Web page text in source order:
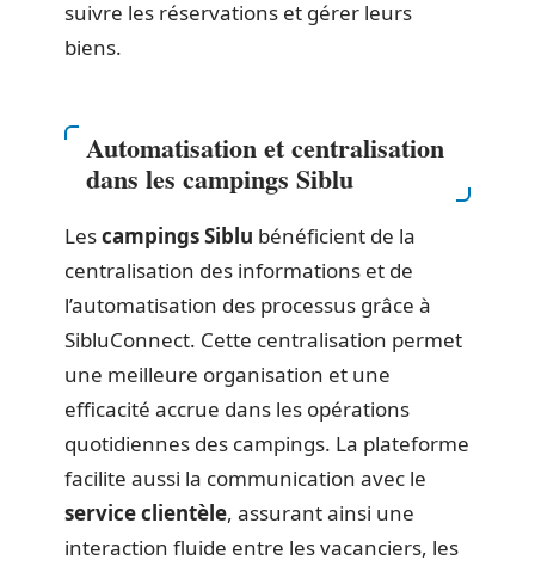
suivre les réservations et gérer leurs
biens.
Automatisation et centralisation
dans les campings Siblu
Lescampings Siblu bénéficient de la
centralisation des informations et de
l’automatisation des processus grâce à
SibluConnect. Cette centralisation permet
une meilleure organisation et une
efficacité accrue dans les opérations
quotidiennes des campings. La plateforme
facilite aussi la communication avec le
service clientèle, assurant ainsi une
interaction fluide entre les vacanciers, les